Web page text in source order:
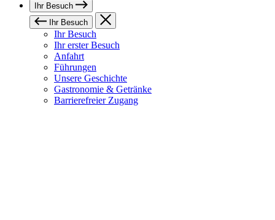
Ihr Besuch
Ihr Besuch
Ihr Besuch
Ihr erster Besuch
Anfahrt
Führungen
Unsere Geschichte
Gastronomie & Getränke
Barrierefreier Zugang